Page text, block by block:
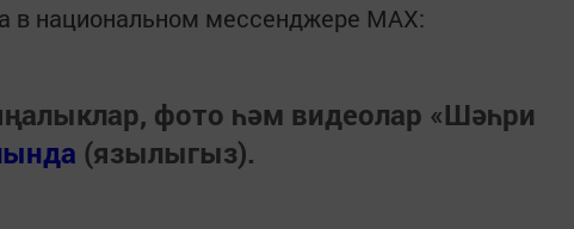
в национальном мессенджере MАХ:
фото һәм видеолар «Шәһри
(язылыгыз).